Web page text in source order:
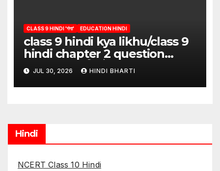
CLASS 9 HINDI 'गंगा' EDUCATION HINDI
class 9 hindi kya likhu/class 9
hindi chapter 2 question
answer/क्या लिखूँ-पदुमलाल/class 9
hindi
JUL 30, 2026 HINDI BHARTI
Hindi
NCERT Class 10 Hindi